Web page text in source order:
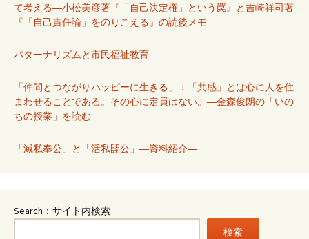
て考える―小松美彦著『「自己決定権」という罠』と吉崎祥司著
『「自己責任論」をのりこえる』の読後メモ―
パターナリズムと市民福祉教育
「仲間とつながりハッピーに生きる」：「共感」とは心に人を住
まわせることである。その心に定員はない。―金森俊朗の「いの
ちの授業」を読む―
「滅私奉公」と「活私開公」―資料紹介―
Search：サイト内検索
検索